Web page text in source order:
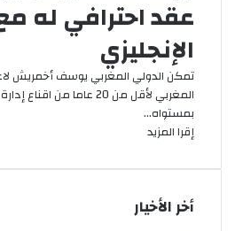
عقد احترافي له
الإنجليزي
تمكن الدولي المغربي يوسف أخمريش
المغربي لأقل من 20 عاما من
بمستواه…
إقرا المزيد
أخر الأخيار